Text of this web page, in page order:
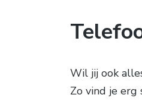
Wil jij ook
Zo vind je